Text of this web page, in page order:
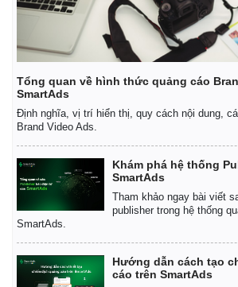
Tổng quan về hình thức quảng cáo
SmartAds
Định nghĩa, vị trí hiển thị, quy cách nội dung,
Brand Video Ads.
Khám phá hệ thống
SmartAds
Tham khảo ngay bài viết
publisher trong hệ thống
SmartAds.
Hướng dẫn cách tạo
cáo trên SmartAds